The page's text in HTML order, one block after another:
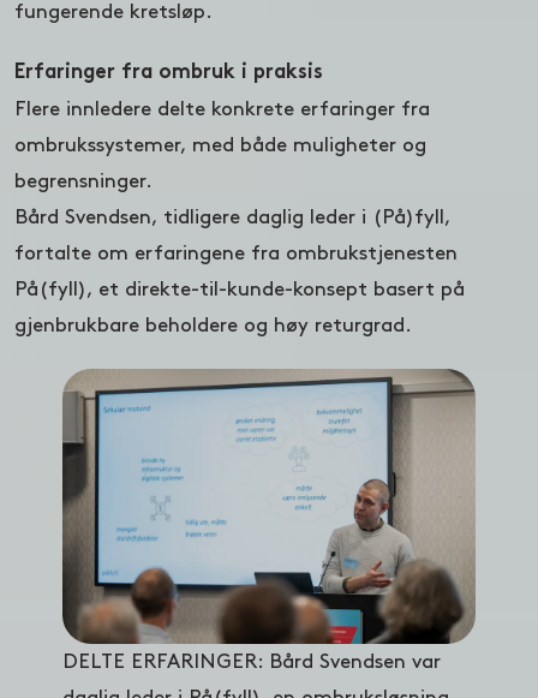
fungerende kretsløp.
Erfaringer fra ombruk i praksis
Flere innledere delte konkrete erfaringer fra
ombrukssystemer, med både muligheter og
begrensninger.
Bård Svendsen, tidligere daglig leder i (På)fyll,
fortalte om erfaringene fra ombrukstjenesten
På(fyll), et direkte-til-kunde-konsept basert på
gjenbrukbare beholdere og høy returgrad.
DELTE ERFARINGER: Bård Svendsen var